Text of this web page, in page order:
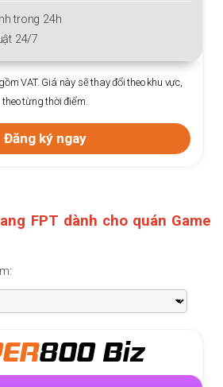
trong 24h
24/7
VAT. Giá này sẽ thay đổi theo khu vực,
theo từng thời điểm.
Đăng ký ngay
FPT dành cho quán Game
800 Biz